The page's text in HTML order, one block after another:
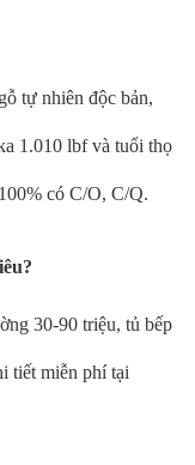
tự nhiên độc bản,
1.010 lbf và tuổi thọ
có C/O, C/Q.
30-90 triệu, tủ bếp
tiết miễn phí tại